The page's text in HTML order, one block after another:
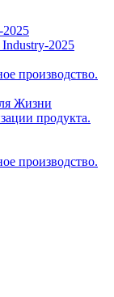
2025
производство.
Жизни
продукта.
производство.